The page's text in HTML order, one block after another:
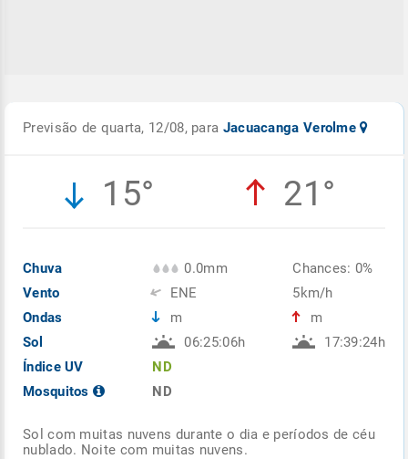
Previsão de quarta, 12/08, para Jacuacanga Verolme
15° 21°
Chuva
Vento
Ondas
Sol
Índice UV
Mosquitos
0.0mm
ENE
m
06:25:06h
ND
ND
Chances: 0%
5km/h
m
17:39:24h
Sol com muitas nuvens durante o dia e períodos de céu
nublado. Noite com muitas nuvens.